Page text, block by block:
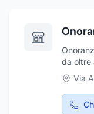
da oltre
funebri
Via